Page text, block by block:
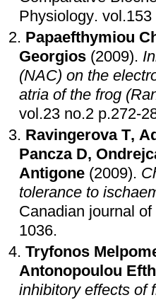
Physiology.
Papaefthymiou
Georgios (2009).
(NAC) on the
atria of the frog
vol.23 no.2
Ravingerova T,
Pancza D,
Antigone (2009).
tolerance to
Canadian journal
1036.
Tryfonos
Antonopoulou
inhibitory effects of